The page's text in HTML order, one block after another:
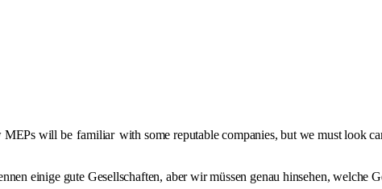
MEPs will be familiar with some reputable companies, but we must look
einige gute Gesellschaften, aber wir müssen genau hinsehen, welche